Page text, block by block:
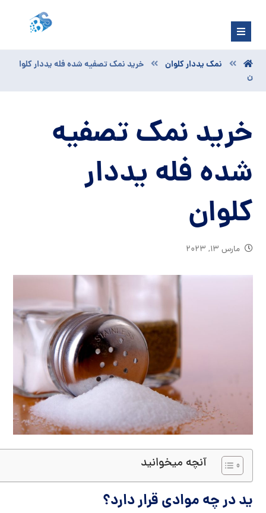
نمک یددار کلوان
خرید نمک تصفیه شده فله یددار کلوا
ن
خرید نمک تصفیه
شده فله یددار
کلوان
مارس ۱۳, ۲۰۲۳
آنچه میخوانید
ید در چه موادی قرار دارد؟